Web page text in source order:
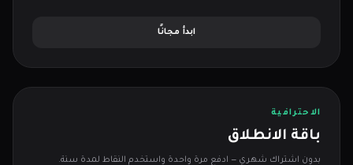
ابدأ مجانًا
الاحترافية
باقة الانطلاق
بدون اشتراك شهري — ادفع مرة واحدة واستخدم النقاط لمدة سنة.